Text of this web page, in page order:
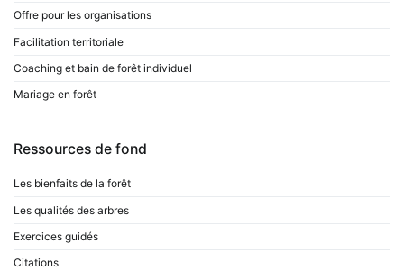
Offre pour les organisations
Facilitation territoriale
Coaching et bain de forêt individuel
Mariage en forêt
Ressources de fond
Les bienfaits de la forêt
Les qualités des arbres
Exercices guidés
Citations